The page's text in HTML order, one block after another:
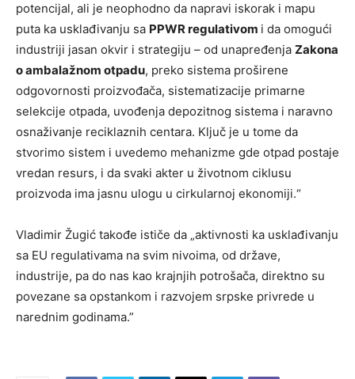
potencijal, ali je neophodno da napravi iskorak i mapu
puta ka usklađivanju sa PPWR regulativom i da omogući
industriji jasan okvir i strategiju – od unapređenja Zakona
o ambalažnom otpadu, preko sistema proširene
odgovornosti proizvođača, sistematizacije primarne
selekcije otpada, uvođenja depozitnog sistema i naravno
osnaživanje reciklaznih centara. Ključ je u tome da
stvorimo sistem i uvedemo mehanizme gde otpad postaje
vredan resurs, i da svaki akter u životnom ciklusu
proizvoda ima jasnu ulogu u cirkularnoj ekonomiji.“
Vladimir Žugić takođe ističe da „aktivnosti ka usklađivanju
sa EU regulativama na svim nivoima, od države,
industrije, pa do nas kao krajnjih potrošača, direktno su
povezane sa opstankom i razvojem srpske privrede u
narednim godinama.”